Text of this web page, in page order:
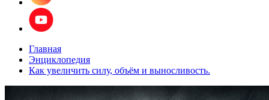
Главная
Энциклопедия
Как увеличить силу, объём и выносливость.